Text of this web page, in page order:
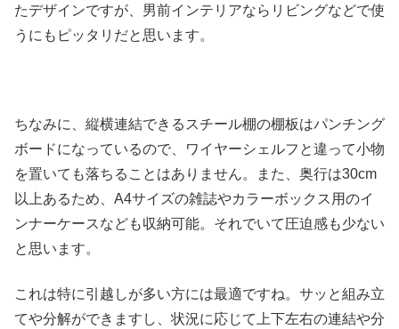
たデザインですが、男前インテリアならリビングなどで使
うにもピッタリだと思います。
ちなみに、縦横連結できるスチール棚の棚板はパンチング
ボードになっているので、ワイヤーシェルフと違って小物
を置いても落ちることはありません。また、奥行は30cm
以上あるため、A4サイズの雑誌やカラーボックス用のイ
ンナーケースなども収納可能。それでいて圧迫感も少ない
と思います。
これは特に引越しが多い方には最適ですね。サッと組み立
てや分解ができますし、状況に応じて上下左右の連結や分